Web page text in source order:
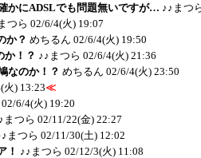
確かにADSLでも問題無いですが… ♪♪まつ
つら 02/6/4(火) 19:07
か？ めちるん 02/6/4(火) 19:50
か！？ ♪♪まつら 02/6/4(火) 21:36
なのか！？ めちるん 02/6/4(火) 23:50
火) 13:23≪
02/6/4(火) 19:20
まつら 02/11/22(金) 22:27
まつら 02/11/30(土) 12:02
！ ♪♪まつら 02/12/3(火) 11:08